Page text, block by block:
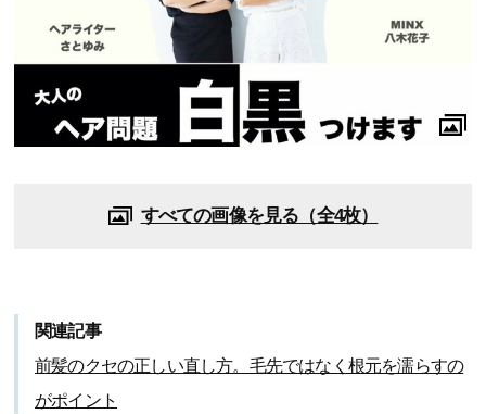
すべての画像を見る（全4枚）
関連記事
前髪のクセの正しい直し方。毛先ではなく根元を濡らすの
がポイント